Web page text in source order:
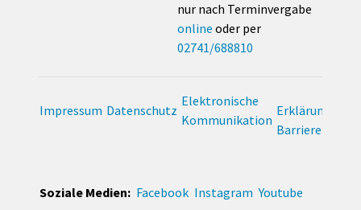
nur nach Terminvergabe
online oder per
02741/688810
Impressum Datenschutz
Elektronische
Kommunikation
Erklärung zur
Soziale Medien: Facebook Instagram Youtube